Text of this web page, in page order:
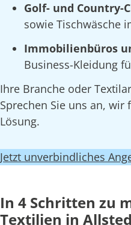
Golf- und Country-
sowie Tischwäsche
Immobilienbüros
Business-Kleidung
Ihre Branche oder
Sprechen Sie uns an, wir
Lösung.
Jetzt unverbindliches
In 4 Schritten zu
Textilien in